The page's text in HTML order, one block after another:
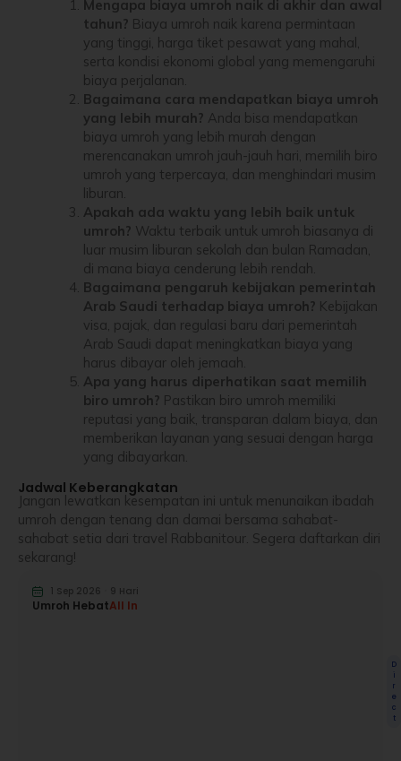
Mengapa biaya umroh naik di akhir dan awal
tahun? Biaya umroh naik karena permintaan
yang tinggi, harga tiket pesawat yang mahal,
serta kondisi ekonomi global yang memengaruhi
biaya perjalanan.
Bagaimana cara mendapatkan biaya umroh
yang lebih murah? Anda bisa mendapatkan
biaya umroh yang lebih murah dengan
merencanakan umroh jauh-jauh hari, memilih biro
umroh yang terpercaya, dan menghindari musim
liburan.
Apakah ada waktu yang lebih baik untuk
umroh? Waktu terbaik untuk umroh biasanya di
luar musim liburan sekolah dan bulan Ramadan,
di mana biaya cenderung lebih rendah.
Bagaimana pengaruh kebijakan pemerintah
Arab Saudi terhadap biaya umroh? Kebijakan
visa, pajak, dan regulasi baru dari pemerintah
Arab Saudi dapat meningkatkan biaya yang
harus dibayar oleh jemaah.
Apa yang harus diperhatikan saat memilih
biro umroh? Pastikan biro umroh memiliki
reputasi yang baik, transparan dalam biaya, dan
memberikan layanan yang sesuai dengan harga
yang dibayarkan.
Jadwal Keberangkatan
Jangan lewatkan kesempatan ini untuk menunaikan ibadah
umroh dengan tenang dan damai bersama sahabat-
sahabat setia dari travel Rabbanitour. Segera daftarkan diri
sekarang!
1 Sep 2026 9 Hari
Umroh HebatAll In
D
i
r
e
c
t